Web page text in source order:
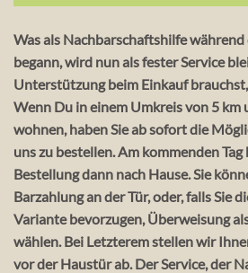
Was als Nachbarschaftshilfe
begann, wird nun als fester Service
Unterstützung beim Einkauf
Wenn Du in einem Umkreis von 5 km
wohnen, haben Sie ab sofort die
uns zu bestellen. Am kommenden
Bestellung dann nach Hause. Sie
Barzahlung an der Tür, oder, falls Sie
Variante bevorzugen, Überweisung
wählen. Bei Letzterem stellen wir
vor der Haustür ab. Der Service, der